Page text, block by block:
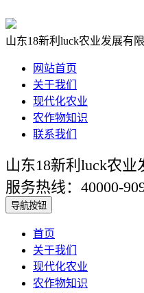
山东18新利luck农业发展有
网站首页
关于我们
现代化农业
农作物知识
联系我们
山东18新利luck农业
服务热线：40000-
导航按钮
首页
关于我们
现代化农业
农作物知识